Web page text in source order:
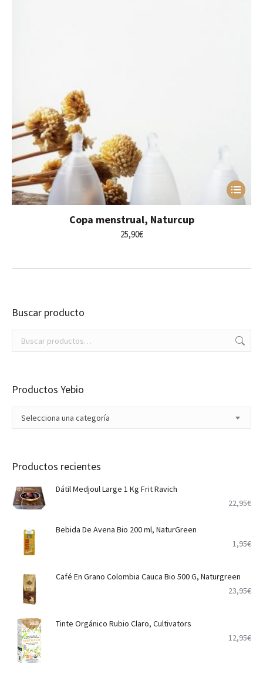
Este
producto
tiene
se
producto
Copa menstrual, Naturcup
25,90€
Buscar producto
Productos Yebio
Selecciona una categoría
Productos recientes
Dátil Medjoul Large 1 Kg Frit Ravich
22,95€
Bebida De Avena Bio 200 ml, NaturGreen
1,95€
Café En Grano Colombia Cauca Bio 500 G, Naturgreen
23,95€
Tinte Orgánico Rubio Claro, Cultivators
12,95€